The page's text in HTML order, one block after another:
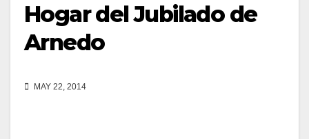
Hogar del Jubilado de
Arnedo
MAY 22, 2014